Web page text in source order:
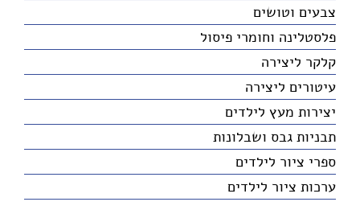
צבעים וטושים
פלסטלינה וחומרי פיסול
קלקר ליצירה
עיטורים ליצירה
יצירות מעץ לילדים
תבניות גבס ושבלונות
ספרי ציור לילדים
ערכות ציור לילדים